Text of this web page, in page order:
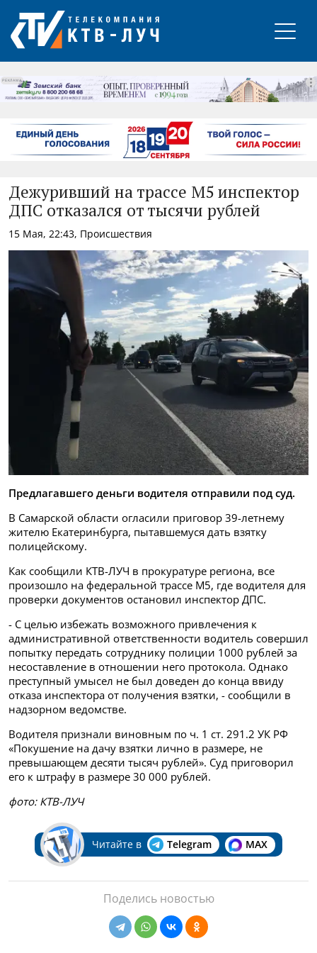
РЕКЛАМА
Дежуривший на трассе М5 инспектор
ДПС отказался от тысячи рублей
15 Мая, 22:43, Происшествия
Предлагавшего деньги водителя отправили под суд.
В Самарской области огласили приговор 39-летнему
жителю Екатеринбурга, пытавшемуся дать взятку
полицейскому.
Как сообщили КТВ-ЛУЧ в прокуратуре региона, все
произошло на федеральной трассе М5, где водителя для
проверки документов остановил инспектор ДПС.
- С целью избежать возможного привлечения к
административной ответственности водитель совершил
попытку передать сотруднику полиции 1000 рублей за
несоставление в отношении него протокола. Однако
преступный умысел не был доведен до конца ввиду
отказа инспектора от получения взятки, - сообщили в
надзорном ведомстве.
Водителя признали виновным по ч. 1 ст. 291.2 УК РФ
«Покушение на дачу взятки лично в размере, не
превышающем десяти тысяч рублей». Суд приговорил
его к штрафу в размере 30 000 рублей.
фото: КТВ-ЛУЧ
Читайте в Telegram MAX
Поделись новостью